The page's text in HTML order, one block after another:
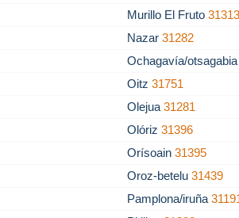
Murillo El Fruto
Nazar31282
Ochagavía/
Oitz31751
Olejua31281
Olóriz31396
Orísoain31395
Oroz-betelu31439
Pamplona/iruña